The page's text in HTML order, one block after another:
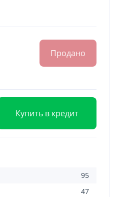
Продано
Купить в кредит
95
47